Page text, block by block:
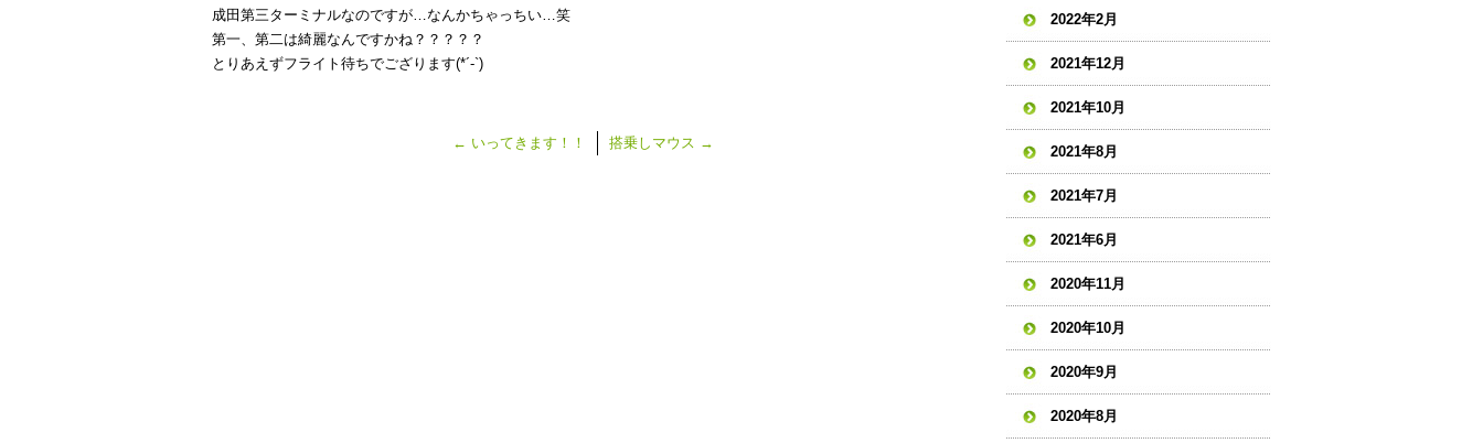
成田第三ターミナルなのですが…なんかちゃっちい…笑
第一、第二は綺麗なんですかね？？？？？
とりあえずフライト待ちでござります(*´-`)
← いってきます！！ 搭乗しマウス →
2022年2月
2021年12月
2021年10月
2021年8月
2021年7月
2021年6月
2020年11月
2020年10月
2020年9月
2020年8月